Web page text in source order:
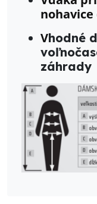
Vhodné
záhrady